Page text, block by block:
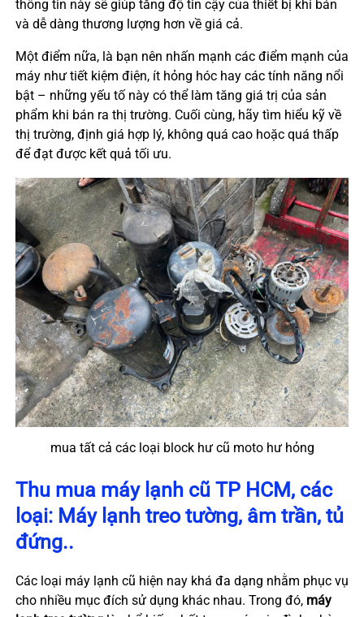
thông tin này sẽ giúp tăng độ tin cậy của thiết bị khi bán
và dễ dàng thương lượng hơn về giá cả.
Một điểm nữa, là bạn nên nhấn mạnh các điểm mạnh của
máy như tiết kiệm điện, ít hỏng hóc hay các tính năng nổi
bật – những yếu tố này có thể làm tăng giá trị của sản
phẩm khi bán ra thị trường. Cuối cùng, hãy tìm hiểu kỹ về
thị trường, định giá hợp lý, không quá cao hoặc quá thấp
để đạt được kết quả tối ưu.
mua tất cả các loại block hư cũ moto hư hỏng
Thu mua máy lạnh cũ TP HCM, các
loại: Máy lạnh treo tường, âm trần, tủ
đứng..
Các loại máy lạnh cũ hiện nay khá đa dạng nhằm phục vụ
cho nhiều mục đích sử dụng khác nhau. Trong đó, máy